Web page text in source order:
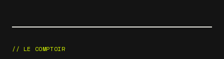
// LE COMPTOIR